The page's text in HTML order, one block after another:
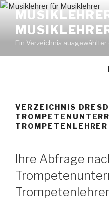
Zum
Inhalt
springen
Ein Verzeichnis
VERZEICHNIS
TROMPETENLEHRER
Ihre Abfrage